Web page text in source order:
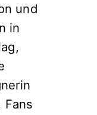
und
in
Fans